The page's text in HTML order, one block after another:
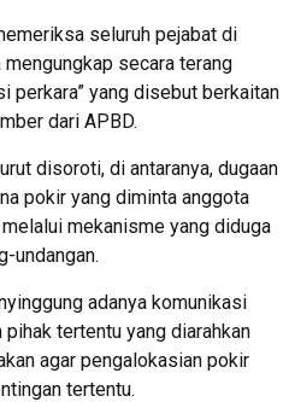
seluruh pejabat di
mengungkap secara terang
perkara” yang disebut berkaitan
dari APBD.
disoroti, di antaranya, dugaan
pokir yang diminta anggota
mekanisme yang diduga
undangan.
adanya komunikasi
tertentu yang diarahkan
agar pengalokasian pokir
tertentu.